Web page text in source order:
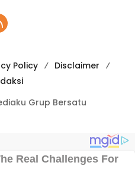
Policy
Disclaimer
Grup Bersatu